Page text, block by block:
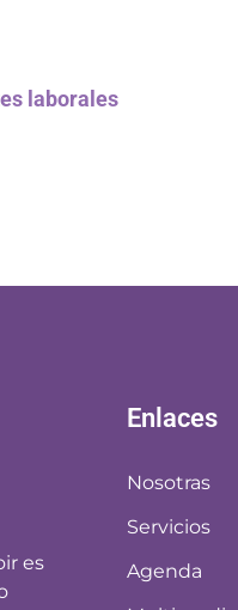
laborales
es
Enlaces
Nosotras
Servicios
Agenda